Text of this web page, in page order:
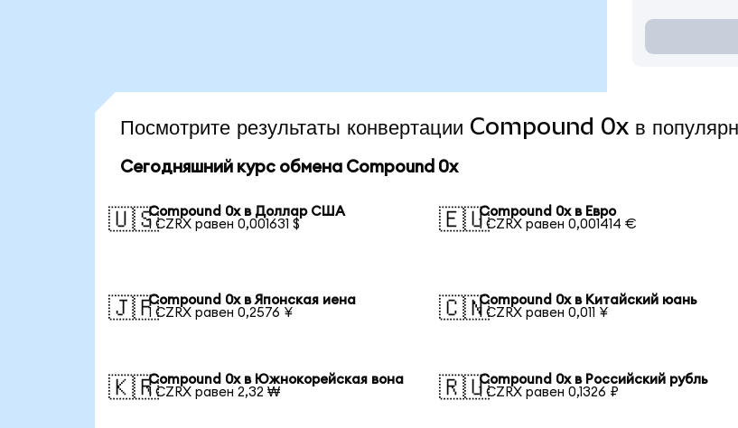
Посмотрите результаты конвертации Compound 0x в
Сегодняшний курс обмена Compound 0x
🇺🇸Compound 0x в Доллар США
1 CZRX равен 0,001631 $
🇪🇺Compound 0x в Евро
1 CZRX равен 0,001414 €
🇯🇵Compound 0x в Японская иена
1 CZRX равен 0,2576 ¥
🇨🇳Compound 0x в Китайский юань
1 CZRX равен 0,011 ¥
🇰🇷Compound 0x в Южнокорейская вона
1 CZRX равен 2,32 ₩
🇷🇺Compound 0x в Российский рубль
1 CZRX равен 0,1326 ₽